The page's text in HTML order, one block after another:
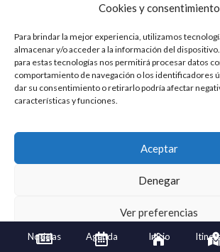
Cookies y consentimiento
Para brindar la mejor experiencia, utilizamos
almacenar y/o acceder a la información del
para estas tecnologías nos permitirá procesar datos
comportamiento de navegación o los identificadores
dar su consentimiento o retirarlo podría afectar
características y funciones.
Aceptar
Denegar
Ver preferencias
Política de privacidad Aviso Legal

Noticias 
Agenda 
Inicio
Miércoles Santo
Jueves Santo
Viernes Santo
Sábado Santo
Cuaresma Egabrense © 2026 | Todos
reservados